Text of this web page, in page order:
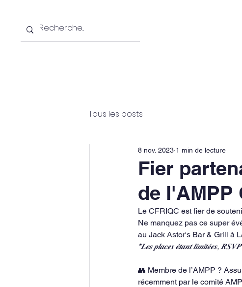
Tous les posts
Fier
de l'AMPP
8 nov. 2023 1 min de lecture
Le CFRIQC est fier de
Ne manquez pas ce super
au Jack Astor's Bar & Grill à
*𝑳𝒆𝒔 𝒑𝒍𝒂𝒄𝒆𝒔 𝒆́𝒕𝒂𝒏𝒕 𝒍𝒊𝒎𝒊𝒕𝒆́𝒆𝒔,
👥 Membre de l’AMPP ?
récemment par le comité